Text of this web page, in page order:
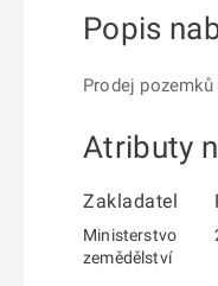
Popis
Prodej
Atributy
Zakladatel
Ministerstvo
zemědělství